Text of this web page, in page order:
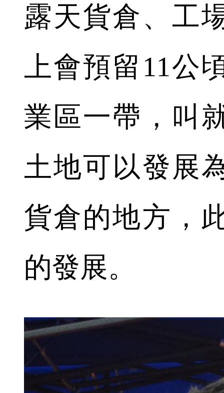
露天貨倉、工
上會預留11公
業區一帶，叫
土地可以發展
貨倉的地方，
的發展。